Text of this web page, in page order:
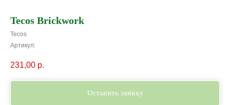
Tecos Brickwork
Tecos
Артикул:
231,00 р.
Оставить заявку